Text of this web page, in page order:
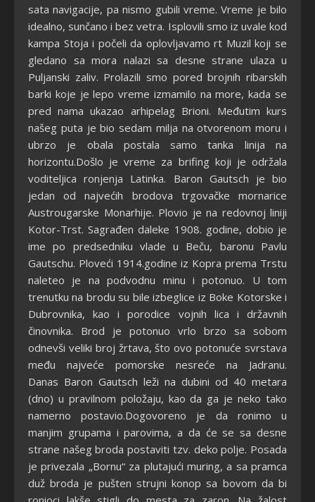
sata navigacije, pa nismo gubili vreme. Vreme je bilo
idealno, sunčano i bez vetra. Isplovili smo iz uvale kod
kampa Stoja i počeli da oplovljavamo rt Muzil koji se
gledano sa mora nalazi sa desne strane ulaza u
Puljanski zaliv. Prolazili smo pored brojnih ribarskih
barki koje je lepo vreme izmamilo na more, kada se
pred nama ukazao arhipelag Brioni. Međutim kurs
našeg puta je bio sedam milja na otvorenom moru i
ubrzo je obala postala samo tanka linija na
horizontu.Došlo je vreme za brifing koji je održala
voditeljica ronjenja Latinka. Baron Gautsch je bio
jedan od najvećih brodova trgovačke mornarice
Austrougarske Monarhije. Plovio je na redovnoj liniji
Kotor-Trst. Sagrađen daleke 1908. godine, dobio je
ime po predsedniku vlade u Beču, baronu Pavlu
Gautschu. Ploveći 1914.godine iz Kopra prema Trstu
naleteo je na podvodnu minu i potonuo. U tom
trenutku na brodu su bile izbeglice iz Boke Kotorske i
Dubrovnika, kao i porodice vojnih lica i državnih
činovnika. Brod je potonuo vrlo brzo sa sobom
odnevši veliki broj žrtava, što ovo potonuće svrstava
među najveće pomorske nesreće na Jadranu.
Danas Baron Gautsch leži na dubini od 40 metara
(dno) u pravilnom položaju, kao da ga je neko tako
namerno postavio.Dogovoreno je da ronimo u
manjim grupama i parovima, a da će se sa desne
strane našeg broda postaviti tzv. deko polje. Posada
je privezala „Bornu“ za plutajući muring, a sa pramca
duž broda je pušten strujni konop sa bovom da bi